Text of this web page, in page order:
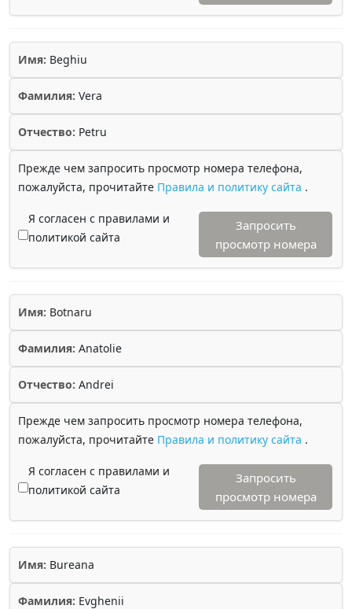
Имя: Beghiu
Фамилия: Vera
Отчество: Petru
Прежде чем запросить просмотр номера телефона,
пожалуйста, прочитайте Правила и политику сайта .
Я согласен с правилами и
политикой сайта
Запросить
просмотр номера
Имя: Botnaru
Фамилия: Anatolie
Отчество: Andrei
Прежде чем запросить просмотр номера телефона,
пожалуйста, прочитайте Правила и политику сайта .
Я согласен с правилами и
политикой сайта
Запросить
просмотр номера
Имя: Bureana
Фамилия: Evghenii